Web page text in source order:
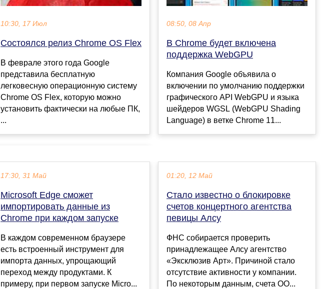
10:30, 17 Июл
Состоялся релиз Chrome OS Flex
В феврале этого года Google
представила бесплатную
легковесную операционную систему
Chrome OS Flex, которую можно
установить фактически на любые ПК,
...
08:50, 08 Апр
В Chrome будет включена
поддержка WebGPU
Компания Google объявила о
включении по умолчанию поддержки
графического API WebGPU и языка
шейдеров WGSL (WebGPU Shading
Language) в ветке Chrome 11...
17:30, 31 Май
Microsoft Edge сможет
импортировать данные из
Chrome при каждом запуске
В каждом современном браузере
есть встроенный инструмент для
импорта данных, упрощающий
переход между продуктами. К
примеру, при первом запуске Micro...
01:20, 12 Май
Стало известно о блокировке
счетов концертного агентства
певицы Алсу
ФНС собирается проверить
принадлежащее Алсу агентство
«Эксклюзив Арт». Причиной стало
отсутствие активности у компании.
По некоторым данным, счета ОО...